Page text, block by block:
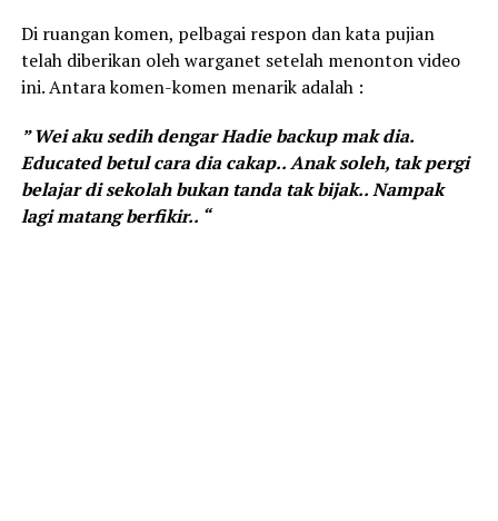
Di ruangan komen, pelbagai respon dan kata pujian
telah diberikan oleh warganet setelah menonton video
ini. Antara komen-komen menarik adalah :
” Wei aku sedih dengar Hadie backup mak dia.
Educated betul cara dia cakap.. Anak soleh, tak pergi
belajar di sekolah bukan tanda tak bijak.. Nampak
lagi matang berfikir.. “